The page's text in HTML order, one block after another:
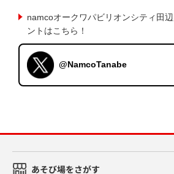
namcoオークワパビリオンシティ田
ントはこちら！
@NamcoTanabe
あそび場をさがす